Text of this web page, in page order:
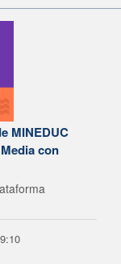
MINEDUC
con